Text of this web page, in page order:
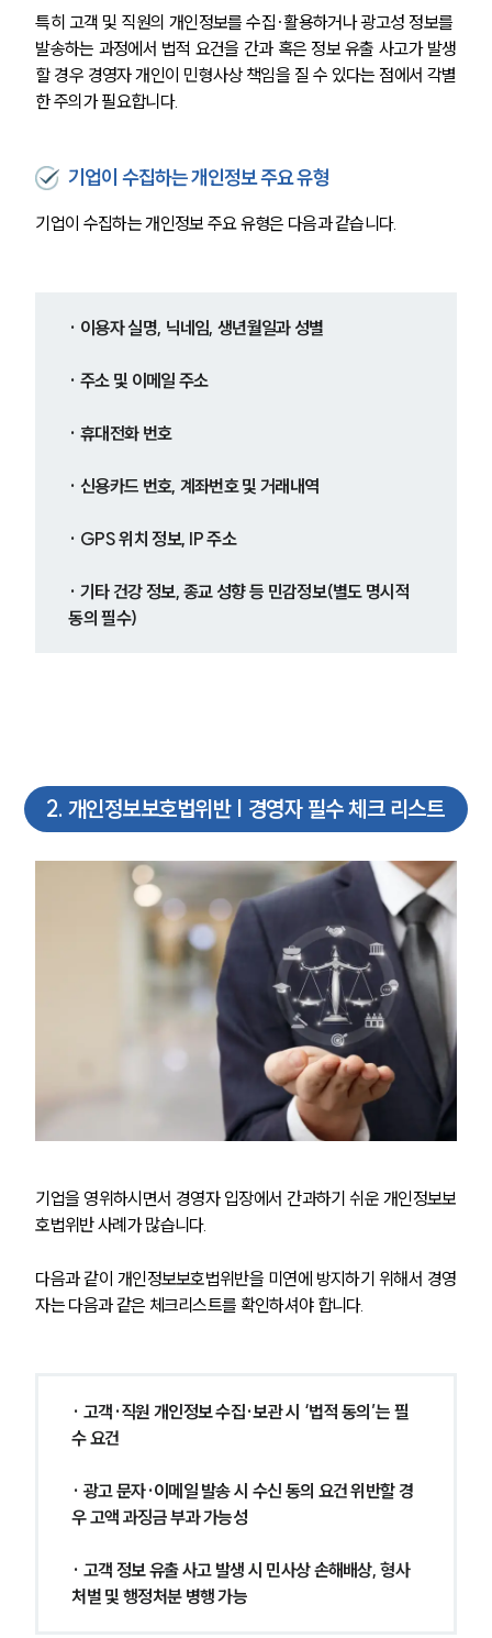
특히 고객 및 직원의 개인정보를 수집·활용하거나 광고성 정보를
발송하는 과정에서 법적 요건을 간과 혹은 정보 유출 사고가 발생
할 경우 경영자 개인이 민형사상 책임을 질 수 있다는 점에서 각별
한 주의가 필요합니다.
기업이 수집하는 개인정보 주요 유형
기업이 수집하는 개인정보 주요 유형은 다음과 같습니다.
· 이용자 실명, 닉네임, 생년월일과 성별
· 주소 및 이메일 주소
· 휴대전화 번호
· 신용카드 번호, 계좌번호 및 거래내역
· GPS 위치 정보, IP 주소
· 기타 건강 정보, 종교 성향 등 민감정보(별도 명시적
동의 필수)
2. 개인정보보호법위반 | 경영자 필수 체크 리스트
기업을 영위하시면서 경영자 입장에서 간과하기 쉬운 개인정보보
호법위반 사례가 많습니다.
다음과 같이 개인정보보호법위반을 미연에 방지하기 위해서 경영
자는 다음과 같은 체크리스트를 확인하셔야 합니다.
· 고객·직원 개인정보 수집·보관 시 ‘법적 동의’는 필
수 요건
· 광고 문자·이메일 발송 시 수신 동의 요건 위반할 경
우 고액 과징금 부과 가능성
· 고객 정보 유출 사고 발생 시 민사상 손해배상, 형사
처벌 및 행정처분 병행 가능